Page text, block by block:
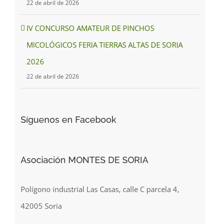
22 de abril de 2026
IV CONCURSO AMATEUR DE PINCHOS
MICOLÓGICOS FERIA TIERRAS ALTAS DE SORIA
2026
22 de abril de 2026
Síguenos en Facebook
Asociación MONTES DE SORIA
Polígono industrial Las Casas, calle C parcela 4,
42005 Soria